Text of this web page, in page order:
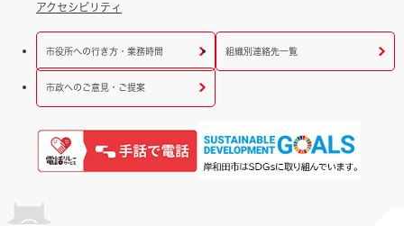
アクセシビリティ
市役所への行き方・業務時間 組織別連絡先一覧
市政へのご意見・ご提案